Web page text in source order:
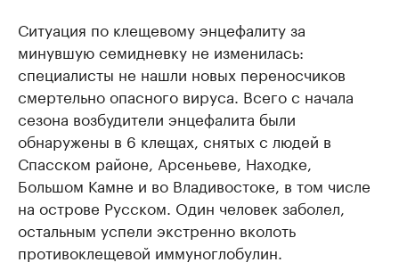
Ситуация по клещевому энцефалиту за
минувшую семидневку не изменилась:
специалисты не нашли новых переносчиков
смертельно опасного вируса. Всего с начала
сезона возбудители энцефалита были
обнаружены в 6 клещах, снятых с людей в
Спасском районе, Арсеньеве, Находке,
Большом Камне и во Владивостоке, в том числе
на острове Русском. Один человек заболел,
остальным успели экстренно вколоть
противоклещевой иммуноглобулин.